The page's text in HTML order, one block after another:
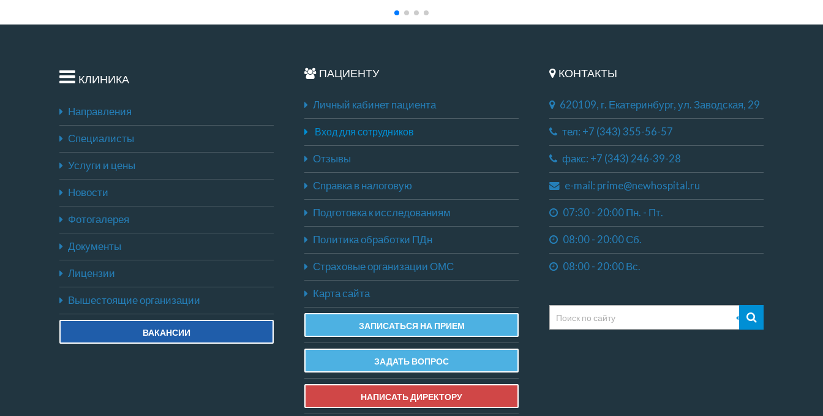
КЛИНИКА
Направления
Специалисты
Услуги и цены
Новости
Фотогалерея
Документы
Лицензии
Вышестоящие организации
ВАКАНСИИ
ПАЦИЕНТУ
Личный кабинет пациента
Вход для сотрудников
Отзывы
Справка в налоговую
Подготовка к исследованиям
Политика обработки ПДн
Страховые организации ОМС
Карта сайта
ЗАПИСАТЬСЯ НА ПРИЕМ
ЗАДАТЬ ВОПРОС
НАПИСАТЬ ДИРЕКТОРУ
КОНТАКТЫ
620109, г. Екатеринбург, ул. Заводская, 29
тел: +7 (343) 355-56-57
факс: +7 (343) 246-39-28
e-mail: prime@newhospital.ru
07:30 - 20:00 Пн. - Пт.
08:00 - 20:00 Сб.
08:00 - 20:00 Вс.